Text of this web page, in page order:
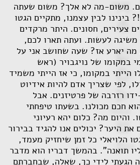
משום-מה לא אלך? משום שעתה
השאלה: 1 או 20,000 !? בינינו לבין עצמנו, מתקיים הגטו
של 2,500 גברים צעירים, חסונים. היתר מרקדים
לעשות. ועתה תארו לכם,
ובכן, מה יארע אז? שעה שחושב אני על
במקומו של נויגבויר (ראש
הייתי במקומו, כי אז הייתי משמיד
לפי שצריך אדם להיות אידיוט
רזרבה של פרטיזנים. אבל
הוא חכם מכולנו. בשעתו טיפחתי
והיום מה? כלום יהא רעיוני
היער? יכולים אנו להגיד בבירור
הלויאלי כל זמן שיחזיק מעמד,
תואנה". בהמשך דבריו הוא מדבר
הגעתי לידי כך, שאלה, שבחברתם